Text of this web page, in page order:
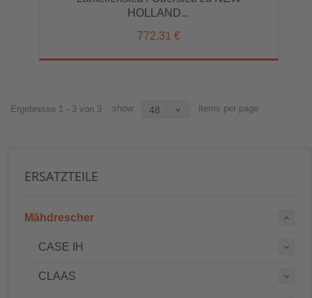
HOLLAND...
772,31 €
Ergebnisse 1 - 3 von 3 show: 48 items per page
ERSATZTEILE
Mähdrescher
CASE IH
CLAAS